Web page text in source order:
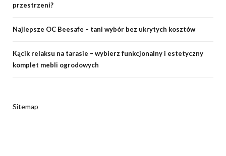
przestrzeni?
Najlepsze OC Beesafe – tani wybór bez ukrytych kosztów
Kącik relaksu na tarasie – wybierz funkcjonalny i estetyczny
komplet mebli ogrodowych
Sitemap